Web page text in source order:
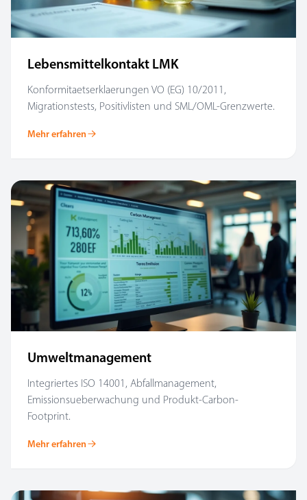
Lebensmittelkontakt LMK
Konformitaetserklaerungen VO (EG) 10/2011,
Migrationstests, Positivlisten und SML/OML-Grenzwerte.
Mehr erfahren
Umweltmanagement
Integriertes ISO 14001, Abfallmanagement,
Emissionsueberwachung und Produkt-Carbon-
Footprint.
Mehr erfahren